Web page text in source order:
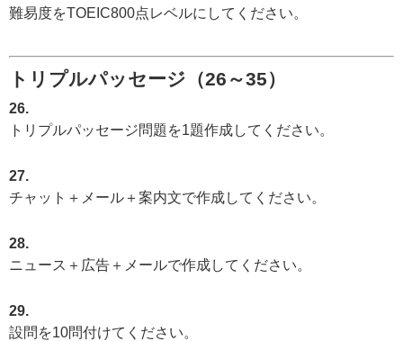
難易度をTOEIC800点レベルにしてください。
トリプルパッセージ（26～35）
26.
トリプルパッセージ問題を1題作成してください。
27.
チャット＋メール＋案内文で作成してください。
28.
ニュース＋広告＋メールで作成してください。
29.
設問を10問付けてください。